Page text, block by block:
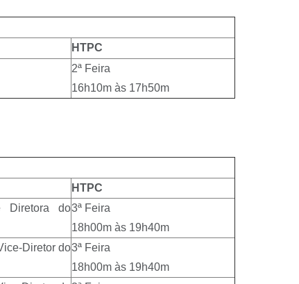
HTPC
2ª Feira
16h10m às 17h50m
HTPC
Diretora do3ª Feira
18h00m às 19h40m
Diretor do3ª Feira
18h00m às 19h40m